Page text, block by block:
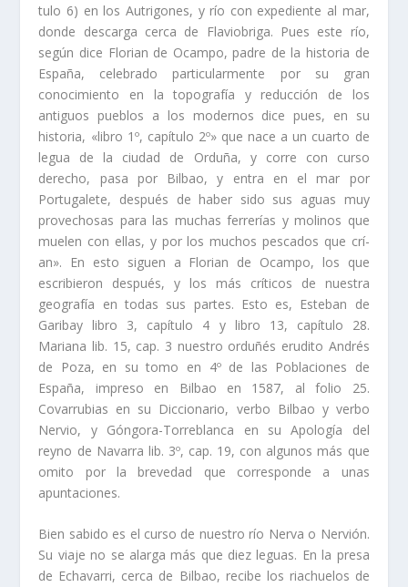
tulo 6) en los Autrigones, y rí­o con expediente al mar,
donde descarga cerca de Flaviobriga. Pues este rí­o,
según dice Florian de Ocampo, padre de la historia de
España, celebrado particularmente por su gran
conocimiento en la topografí­a y reducción de los
antiguos pueblos a los modernos dice pues, en su
historia, «libro 1º, capí­tulo 2º» que nace a un cuarto de
legua de la ciudad de Orduña, y corre con curso
derecho, pasa por Bilbao, y entra en el mar por
Portugalete, después de haber sido sus aguas muy
provechosas para las muchas ferrerí­as y molinos que
muelen con ellas, y por los muchos pescados que crí­
an». En esto siguen a Florian de Ocampo, los que
escribieron después, y los más crí­­ticos de nuestra
geografí­a en todas sus partes. Esto es, Esteban de
Garibay libro 3, capí­tulo 4 y libro 13, capí­tulo 28.
Mariana lib. 15, cap. 3 nuestro orduñés erudito Andrés
de Poza, en su tomo en 4º de las Poblaciones de
España, impreso en Bilbao en 1587, al folio 25.
Covarrubias en su Diccionario, verbo Bilbao y verbo
Nervio, y Góngora-Torreblanca en su Apologí­a del
reyno de Navarra lib. 3º, cap. 19, con algu­nos más que
omito por la brevedad que corresponde a unas
apuntaciones.
Bien sabido es el curso de nuestro rí­o Nerva o Nervión.
Su viaje no se alarga más que diez leguas. En la presa
de Echavarri, cerca de Bilbao, recibe los riachuelos de